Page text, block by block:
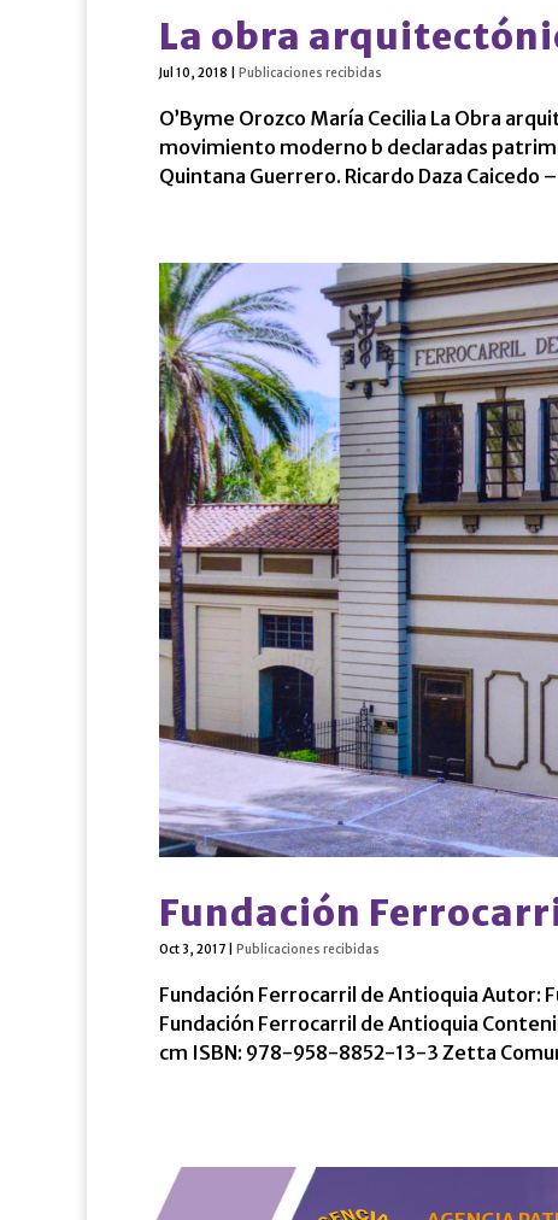
La obra
Jul 10, 2018 Publicaciones recibidas
O’Byme Orozco María Cecilia La Obra
movimiento moderno b declaradas
Quintana Guerrero. Ricardo Daza Caicedo
Fundación
Oct 3, 2017 Publicaciones recibidas
Fundación Ferrocarril de Antioquia Autor:
Fundación Ferrocarril de Antioquia
cm ISBN: 978-958-8852-13-3 Zetta